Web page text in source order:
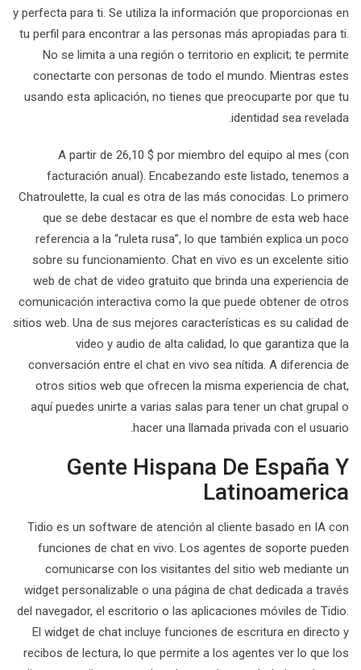
y perfecta para ti. Se utiliza la información que proporcionas en
tu perfil para encontrar a las personas más apropiadas para ti.
No se limita a una región o territorio en explicit; te permite
conectarte con personas de todo el mundo. Mientras estes
usando esta aplicación, no tienes que preocuparte por que tu
identidad sea revelada.
A partir de 26,10 $ por miembro del equipo al mes (con
facturación anual). Encabezando este listado, tenemos a
Chatroulette, la cual es otra de las más conocidas. Lo primero
que se debe destacar es que el nombre de esta web hace
referencia a la “ruleta rusa”, lo que también explica un poco
sobre su funcionamiento. Chat en vivo es un excelente sitio
web de chat de video gratuito que brinda una experiencia de
comunicación interactiva como la que puede obtener de otros
sitios web. Una de sus mejores características es su calidad de
video y audio de alta calidad, lo que garantiza que la
conversación entre el chat en vivo sea nítida. A diferencia de
otros sitios web que ofrecen la misma experiencia de chat,
aquí puedes unirte a varias salas para tener un chat grupal o
hacer una llamada privada con el usuario.
Gente Hispana De España Y
Latinoamerica
Tidio es un software de atención al cliente basado en IA con
funciones de chat en vivo. Los agentes de soporte pueden
comunicarse con los visitantes del sitio web mediante un
widget personalizable o una página de chat dedicada a través
del navegador, el escritorio o las aplicaciones móviles de Tidio.
El widget de chat incluye funciones de escritura en directo y
recibos de lectura, lo que permite a los agentes ver lo que los